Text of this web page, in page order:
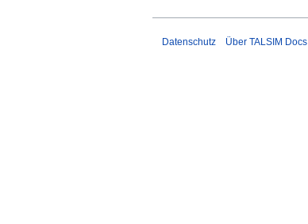
Datenschutz Über TALSIM Docs